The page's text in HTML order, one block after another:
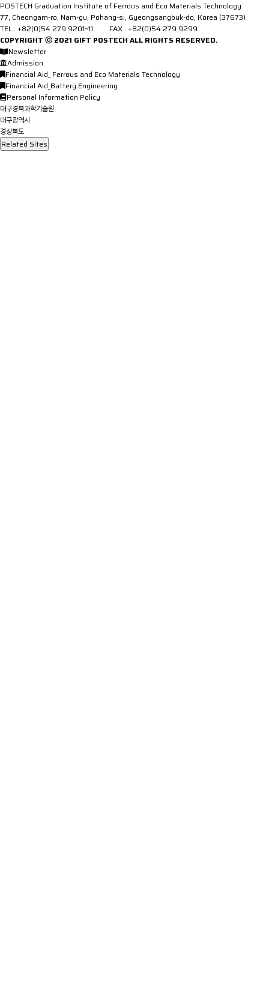
POSTECH Graduation Institute of Ferrous and Eco Materials Technology
77, Cheongam-ro, Nam-gu, Pohang-si, Gyeongsangbuk-do, Korea (37673)
TEL : +82(0)54 279 9201~11 FAX : +82(0)54 279 9299
COPYRIGHT ⓒ 2021 GIFT POSTECH ALL RIGHTS RESERVED.
Newsletter
Admission
Financial Aid_ Ferrous and Eco Materials Technology
Financial Aid_Battery Engineering
Personal Information Policy
대구경북과학기술원
대구광역시
경상북도
Related Sites